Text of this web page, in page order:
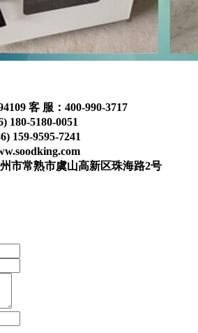
客 服：400-990-3717
180-5180-0051
159-9595-7241
市常熟市虞山高新区珠海路2号